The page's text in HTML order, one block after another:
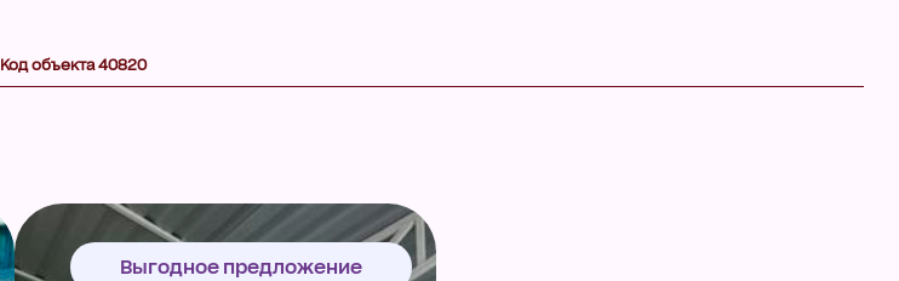
Код объекта 40820
Выгодное предложение